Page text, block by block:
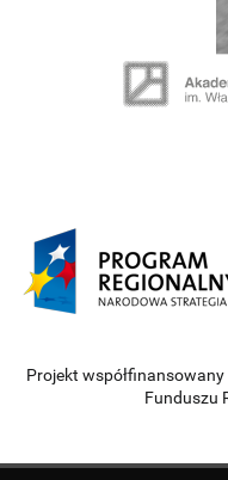
Projekt współfinansowany
Funduszu